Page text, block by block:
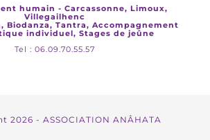
humain - Carcassonne, Limoux,
Villegailhenc
Biodanza, Tantra, Accompagnement
individuel, Stages de jeûne
Tel : 06.09.70.55.57
2026 - ASSOCIATION ANÂHATA